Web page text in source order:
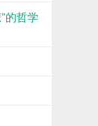
的哲学